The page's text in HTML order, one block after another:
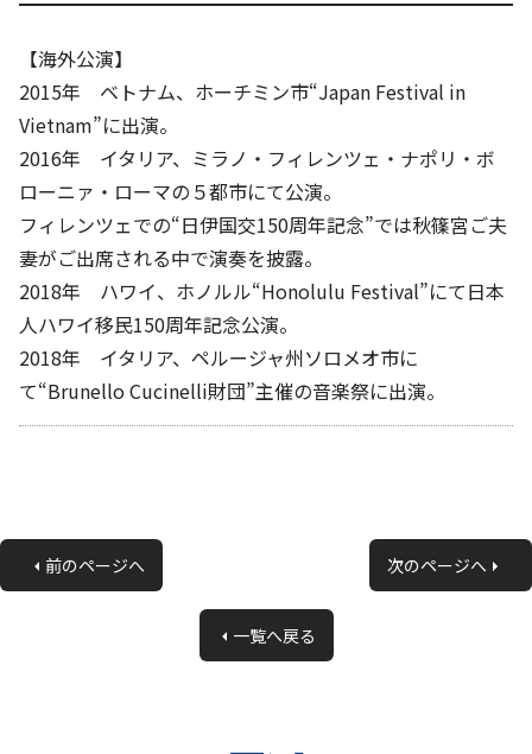
【海外公演】
2015年 ベトナム、ホーチミン市“Japan Festival in
Vietnam”に出演。
2016年 イタリア、ミラノ・フィレンツェ・ナポリ・ボ
ローニァ・ローマの５都市にて公演。
フィレンツェでの“日伊国交150周年記念”では秋篠宮ご夫
妻がご出席される中で演奏を披露。
2018年 ハワイ、ホノルル“Honolulu Festival”にて日本
人ハワイ移民150周年記念公演。
2018年 イタリア、ペルージャ州ソロメオ市に
て“Brunello Cucinelli財団”主催の音楽祭に出演。
前のページへ 次のページへ
一覧へ戻る